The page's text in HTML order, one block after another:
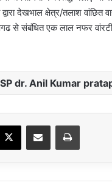
देखभाल क्षेत्र/तलाश वांछित
से संबंधित एक लाल नफर
SP dr. Anil Kumar
X Share via Email Print